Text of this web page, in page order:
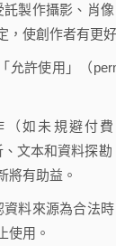
製作攝影、肖
，使創作者有更
允許使用」（
如未規避付
文本和資料探
將有助益。
料來源為合法
使用。